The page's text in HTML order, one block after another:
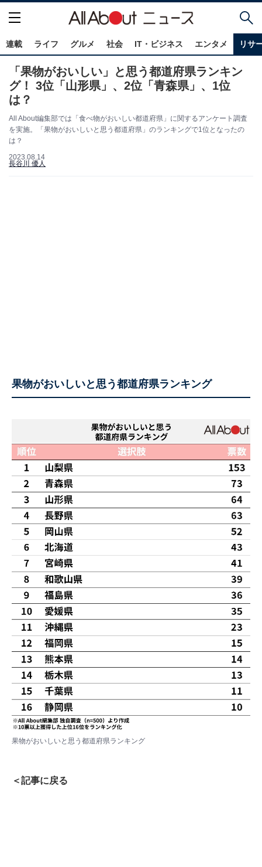
連載 ライフ グルメ 社会 IT・ビジネス エンタメ リサ
「果物がおいしい」と思う都道府県ランキン
グ！ 3位「山形県」、2位「青森県」、1位
は？
All About編集部では「食べ物がおいしい都道府県」に関するアンケート調査
を実施。「果物がおいしいと思う都道府県」のランキングで1位となったの
は？
2023.08.14
長谷川 優人
果物がおいしいと思う都道府県ランキング
果物がおいしいと思う都道府県ランキング
＜記事に戻る